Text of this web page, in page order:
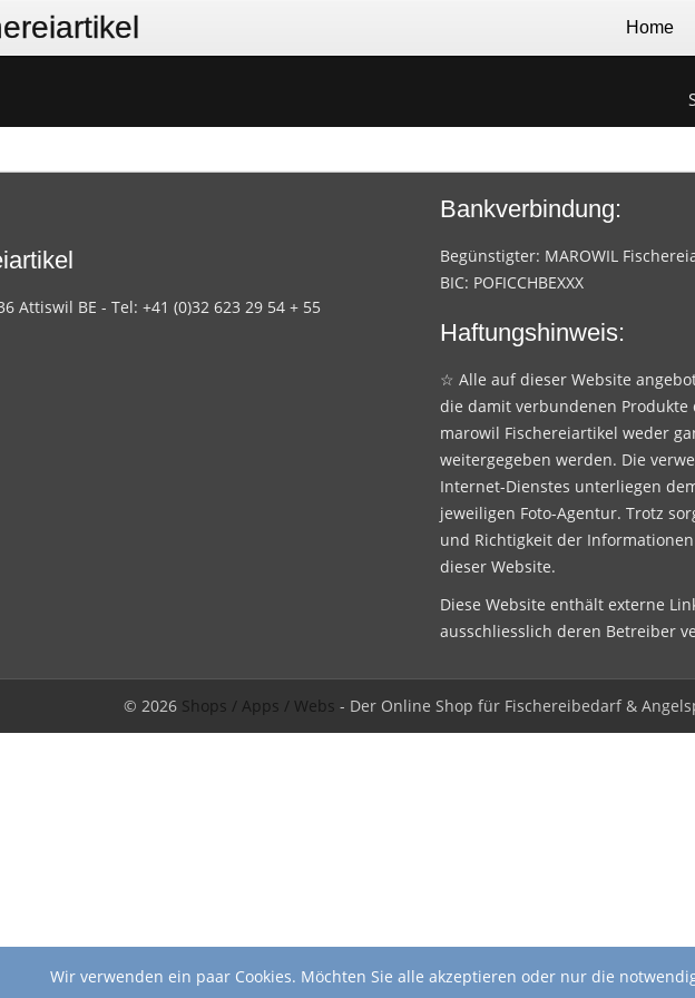
Home
Attiswil BE - Tel: +41 (0)32 623 29 54 + 55
Bankverbindung:
Begünstigter: MAROWIL
BIC: POFICCHBEXXX
Haftungshinweis:
☆ Alle auf dieser Website
die damit verbundenen
marowil Fischereiartikel weder
weitergegeben werden. Die
Internet-Dienstes unterliegen
jeweiligen Foto-Agentur. Trotz
und Richtigkeit der
dieser Website.
Diese Website enthält externe
ausschliesslich deren Betreiber
© 2026 Shops / Apps / Webs - Der Online Shop für Fischereibedarf &
Wir verwenden ein paar Cookies. Möchten Sie alle akzeptieren oder nur die